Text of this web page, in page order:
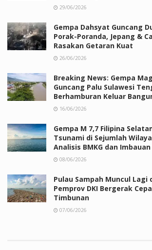
29/06/2026
Gempa Dahsyat Guncang
Porak-Poranda, Jepang &
Rasakan Getaran Kuat
26/06/2026
Breaking News: Gempa
Guncang Palu Sulawesi
Berhamburan Keluar
16/06/2026
Gempa M 7,7 Filipina
Tsunami di Sejumlah
Analisis BMKG dan
08/06/2026
Pulau Sampah Muncul Lagi
Pemprov DKI Bergerak
Timbunan
07/06/2026